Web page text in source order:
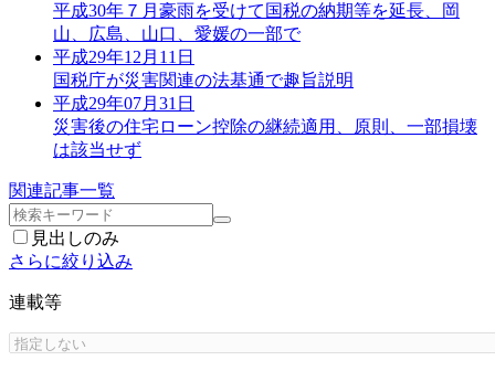
平成30年７月豪雨を受けて国税の納期等を延長、岡
山、広島、山口、愛媛の一部で
平成29年12月11日
国税庁が災害関連の法基通で趣旨説明
平成29年07月31日
災害後の住宅ローン控除の継続適用、原則、一部損壊
は該当せず
関連記事一覧
見出しのみ
さらに絞り込み
連載等